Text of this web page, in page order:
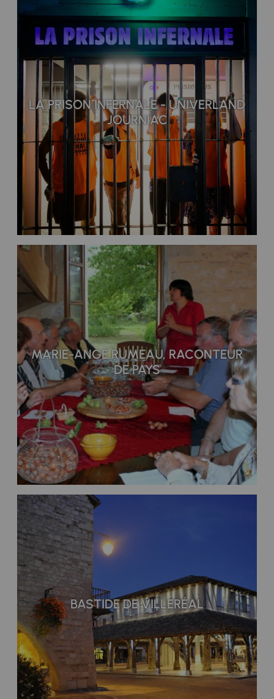
LA PRISON INFERNALE - UNIVERLAND
JOURNIAC
MARIE-ANGE RUMEAU, RACONTEUR
DE PAYS
BASTIDE DE VILLERÉAL